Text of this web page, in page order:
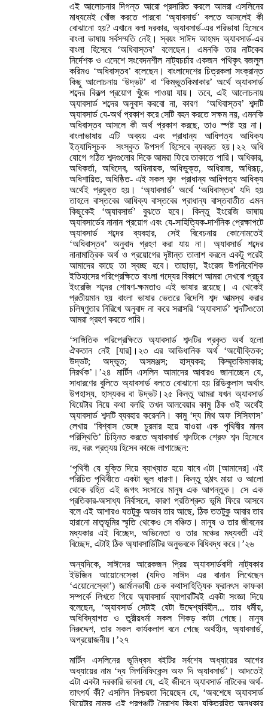
এই আলোচনার দিগন্ত আরো প্রসারিত করলে আমরা এসলিনের
মাধ্যমেই খোঁজ করতে পারবো ‘অ্যাবসার্ড’ বলতে আসলেই কী
বোঝানো হয়? এখানে বলা দরকার, অ্যাবসার্ড-এর পরিভাষা হিসেবে
বাংলা ভাষায় সর্বসম্মতি নেই। স্বয়ং সাঈদ আহমদ অ্যাবসার্ড-এর
বাংলা হিসেবে ‘অধিবাস্তব’ বলেছেন। এমনকি তার নাটকের
নির্দেশক ও এদেশে সংবেদনশীল নাট্যচর্চার একজন পথিকৃৎ বজলুল
করিমও ‘অধিবাস্তব’ বলেছেন। বাংলাদেশের চিত্রকলা সংক্রান্ত
কিছু আলোচনায় ‘উদ্ভট’ বা ‘কিম্ভুতকিমাকার’ অর্থে অ্যাবসার্ড
শব্দের বিকল্প প্রয়োগ খুঁজে পাওয়া যায়। তবে, এই আলোচনায়
অ্যাবসার্ড শব্দের অনুবাদ করবো না, কারণ ‘অধিবাস্তব’ শব্দটি
অ্যাবসার্ড যে-অর্থ প্রকাশ করে সেটি বহন করতে সক্ষম নয়, এমনকি
অধিবাস্তব আসলে কী অর্থ প্রকাশ করছে, তাও স্পষ্ট হয় না।
বাংলাভাষায় এটি অব্যয় এবং প্রাধান্য আধিপত্য আধিক্য
ইত্যাদিসূচক সংস্কৃত উপসর্গ হিসেবে ব্যবহৃত হয়।২২ অধি
যোগে গঠিত শব্দগুলোর দিকে আমরা ফিরে তাকাতে পারি। অধিকার,
অধিকর্তা, অধিদেব, অধিনায়ক, অধিভুক্ত, অধিরাজ, অধিরূঢ়,
অধিশায়িত, অধিষ্ঠিত- এই সকল শব্দ প্রাধান্য আধিপত্য আধিক্য
অর্থেই প্রযুক্ত হয়। ‘অ্যাবসার্ড’ অর্থে ‘অধিবাস্তব’ যদি হয়
তাহলে বাস্তবের আধিক্য বাস্তবের প্রাধান্য বাস্তবাতীত এমন
কিছুকেই ‘অ্যাবসার্ড’ বুঝতে হবে। কিন্তু ইংরেজি ভাষায়
অ্যাবসার্ডের নানান প্রয়োগ এবং যে-সাহিত্যিক-দার্শনিক প্রেক্ষাপটে
অ্যাবসার্ড শব্দের ব্যবহার, সেই বিবেচনায় কোনোমতেই
‘অধিবাস্তব’ অনুবাদ গ্রহণ করা যায় না। অ্যাবসার্ড শব্দের
নানামাত্রিক অর্থ ও প্রয়োগের দৃষ্টান্ত তালাশ করলে একটু পরেই
আমাদের কাছে তা স্বচ্ছ হবে। তাছাড়া, ইংরেজ উপনিবেশিক
ইতিহাসের পরিপ্রেক্ষিতে বাংলা গদ্যের বিকাশে আমরা দেখবো প্রচুর
ইংরেজি শব্দের শোষণ-ক্ষমতাও এই ভাষার রয়েছে। এ থেকেই
প্রতীয়মান হয় বাংলা ভাষার ভেতরে বিদেশি শব্দ আত্মস্থ করার
চলিষ্ণুতার নিরিখে অনুবাদ না করে সরাসরি ‘অ্যাবসার্ড’ শব্দটিওতো
আমরা গ্রহণ করতে পারি।
‘সাঙ্গিতিক পরিপ্রেক্ষিতে অ্যাবসার্ড শব্দটির প্রকৃত অর্থ হলো
ঐকতান নেই [যার]।২৩ এর আভিধানিক অর্থ ‘অযৌক্তিক;
উদ্ভট; অদ্ভূত; অসমঞ্জস; হাস্যকর; কিম্মূতকিমাকার;
নিরর্থক’।’২৪ মার্টিন এসলিন আমাদের আবারও জানাচ্ছেন যে,
সাধারণের বুলিতে অ্যাবসার্ড বলতে বোঝানো হয় রিডিকুলাস অর্থাৎ
উপহাস্য, হাস্যকর বা উদ্ভট।২৫ কিন্তু আমরা যখন অ্যাবসার্ড
থিয়েটার নিয়ে কথা বলছি তখন আলবেয়ার কামু ঠিক ওই অর্থেই
অ্যাবসার্ড শব্দটি ব্যবহার করেননি। কামু ‘দ্য মিথ অফ সিসিফাস’
লেখায় ‘বিশ্বাস ভেঙ্গে চুরমার হয়ে যাওয়া এক পৃথিবীর মানব
পরিস্থিতি’ চিহ্নিত করতে অ্যাবসার্ড শব্দটিকে শ্রেফ শব্দ হিসেবে
নয়, বরং প্রত্যয় হিসেব কাজে লাগাচ্ছেন:
‘পৃথিবী যে যুক্তি দিয়ে ব্যাখ্যাত হয়ে যাবে এটা [আমাদের] এই
পরিচিত পৃথিবীতে একটা ভুল ধারণা। কিন্তু হঠাৎ মায়া ও আলো
থেকে রহিত এই জগৎ সংসারে মানুষ এক আগন্তুক। সে এক
প্রতিকার-অসাধ্য নির্বাসনে, কারণ প্রতিশ্রুত ভূমি ফিরে আসবে
বলে এই আশারও যতটুকু অভাব তার আছে, ঠিক ততটুকু আবার তার
হারানো মাতৃভূমির স্মৃতি থেকেও সে বঞ্চিত। মানুষ ও তার জীবনের
মধ্যকার এই বিচ্ছেদ, অভিনেতা ও তার মঞ্চের মধ্যবর্তী এই
বিচ্ছেদ, এটাই ঠিক অ্যাবসার্ডিটির অনুভবকে বিধিবদ্ধ করে।’২৬
অন্যদিকে, সাঈদের আরেকজন প্রিয় অ্যাবসার্ডবাদী নাট্যকার
ইউজিন আয়োনেস্কো (যদিও সাঈদ এর বানান লিখেছেন
‘এয়োনেস্কো’) জার্মানভাষী চেক কথাসাহিত্যিক ফ্রানৎস কাফকা
সম্পর্কে লিখতে গিয়ে অ্যাবসার্ড ব্যাপারটিরই একটা সংজ্ঞা দিয়ে
বলেছেন, ‘অ্যাবসার্ড সেটাই যেটা উদ্দেশ্যবিহীন... তার ধর্মীয়,
অধিবিদ্যাগত ও তুরীয়ধর্মা সকল শিকড় কাটা গেছে। মানুষ
নিরুদ্দেশ, তার সকল কার্যকলাপ বনে গেছে অর্থহীন, অ্যাবসার্ড,
অপ্রয়োজনীয়।’২৭
মার্টিন এসলিনের ভূমিধ্বস বইটির সর্বশেষ অধ্যায়ের আগের
অধ্যায়ের নাম ‘দ্য সিগনিফিকেন্স অফ দি অ্যাবসার্ড’। আদতেই
এটা একটা দরকারি ভাবনা যে, এই জীবনে অ্যাবসার্ড নাটকের অর্থ-
তাৎপর্য কী? এসলিন নিশ্চয়তা দিয়েছেন যে, ‘অবশেষে অ্যাবসার্ড
থিয়েটার নামক এই প্রপঞ্চটি নৈরাশ্য কিংবা যুক্তিরহিত অন্ধকার